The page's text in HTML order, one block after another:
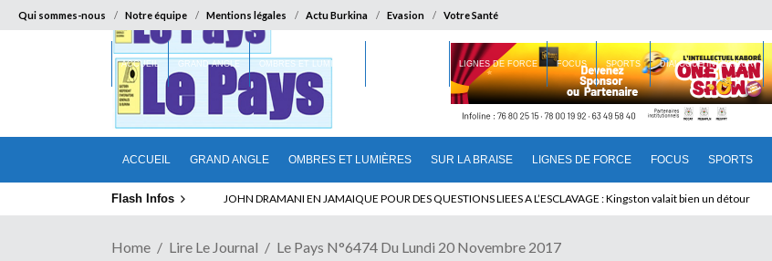
Qui sommes-nous Notre équipe Mentions légales Actu Burkina Evasion Votre Santé
ACCUEIL GRAND ANGLE OMBRES ET LUMIÈRES SUR LA BRAISE LIGNES DE FORCE FOCUS SPORTS
ACCUEIL GRAND ANGLE OMBRES ET LUMIÈRES LIGNES DE FORCE FOCUS SPORTS DIALOGUE INTERIEUR
Flash Infos ELECTION DE TALON A LA TETE DU SENAT BENINOIS : Quand Patrice quitte le pouvoir sans partir !
Home Lire Le Journal Le Pays N°6474 Du Lundi 20 Novembre 2017